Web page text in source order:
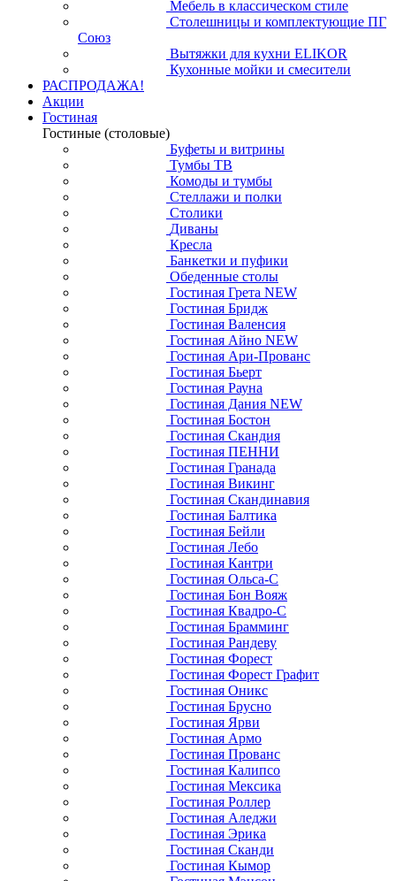
Мебель в классическом стиле
Столешницы и комплектующие ПГ
Союз
Вытяжки для кухни ELIKOR
Кухонные мойки и смесители
РАСПРОДАЖА!
Акции
Гостиная
Гостиные (столовые)
Буфеты и витрины
Тумбы ТВ
Комоды и тумбы
Стеллажи и полки
Столики
Диваны
Кресла
Банкетки и пуфики
Обеденные столы
Гостиная Грета NEW
Гостиная Бридж
Гостиная Валенсия
Гостиная Айно NEW
Гостиная Ари-Прованс
Гостиная Бьерт
Гостиная Рауна
Гостиная Дания NEW
Гостиная Бостон
Гостиная Скандия
Гостиная ПЕННИ
Гостиная Гранада
Гостиная Викинг
Гостиная Скандинавия
Гостиная Балтика
Гостиная Бейли
Гостиная Лебо
Гостиная Кантри
Гостиная Ольса-С
Гостиная Бон Вояж
Гостиная Квадро-С
Гостиная Брамминг
Гостиная Рандеву
Гостиная Форест
Гостиная Форест Графит
Гостиная Оникс
Гостиная Брусно
Гостиная Ярви
Гостиная Армо
Гостиная Прованс
Гостиная Калипсо
Гостиная Мексика
Гостиная Роллер
Гостиная Аледжи
Гостиная Эрика
Гостиная Сканди
Гостиная Кымор